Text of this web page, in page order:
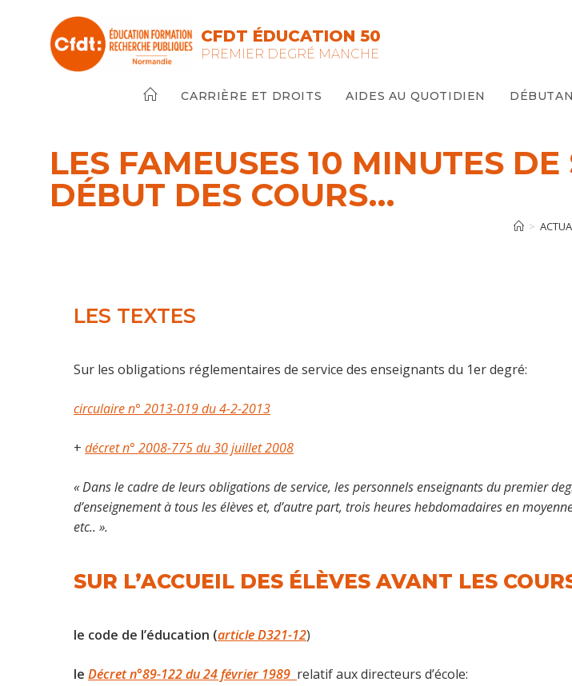
CFDT ÉDUCATION 50
PREMIER DEGRÉ MANCHE
CARRIÈRE ET DROITS AIDES AU QUOTIDIEN
LES FAMEUSES 10 MINUTES
DÉBUT DES COURS…
>
LES TEXTES
Sur les obligations réglementaires de service des enseignants du 1er degré:
circulaire n° 2013-019 du 4-2-2013
+ décret n° 2008-775 du 30 juillet 2008
« Dans le cadre de leurs obligations de service, les personnels enseignants du premier
d’enseignement à tous les élèves et, d’autre part, trois heures hebdomadaires en
etc.. ».
SUR L’ACCUEIL DES ÉLÈVES AVANT LES
le code de l’éducation (article D321-12)
le Décret n°89-122 du 24 février 1989 relatif aux directeurs d’école: